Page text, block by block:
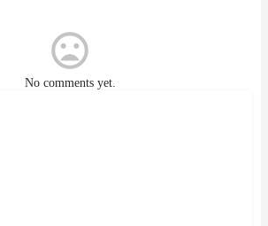
No comments yet.